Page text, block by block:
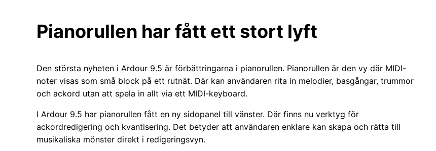
Pianorullen har fått ett stort lyft
Den största nyheten i Ardour 9.5 är förbättringarna i pianorullen. Pianorullen är den vy där MIDI-
noter visas som små block på ett rutnät. Där kan användaren rita in melodier, basgångar, trummor
och ackord utan att spela in allt via ett MIDI-keyboard.
I Ardour 9.5 har pianorullen fått en ny sidopanel till vänster. Där finns nu verktyg för
ackordredigering och kvantisering. Det betyder att användaren enklare kan skapa och rätta till
musikaliska mönster direkt i redigeringsvyn.